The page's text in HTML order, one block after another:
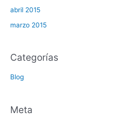
abril 2015
marzo 2015
Categorías
Blog
Meta